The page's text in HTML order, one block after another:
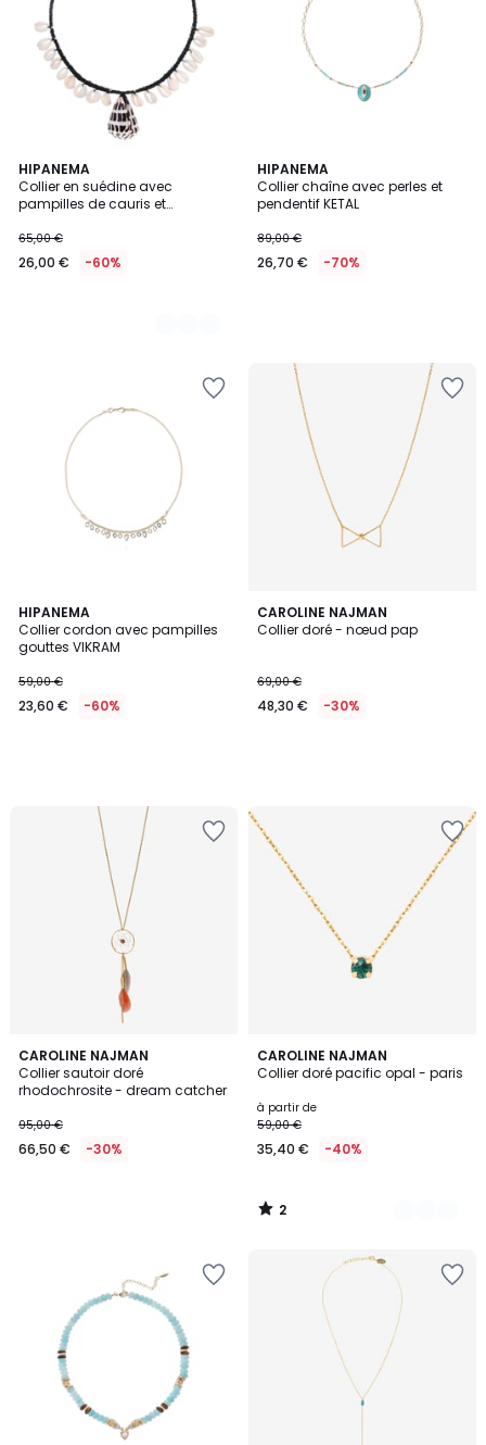
HIPANEMA
Collier en suédine avec
pampilles de cauris et
65,00 €
26,00 € -60%
3
Couleurs
HIPANEMA
Collier chaîne avec perles et
pendentif KETAL
89,00 €
26,70 € -70%
HIPANEMA
Collier cordon avec pampilles
gouttes VIKRAM
59,00 €
23,60 € -60%
CAROLINE NAJMAN
Collier doré - nœud pap
69,00 €
48,30 € -30%
CAROLINE NAJMAN
Collier sautoir doré
rhodochrosite - dream catcher
95,00 €
66,50 € -30%
CAROLINE NAJMAN
Collier doré pacific opal - paris
à partir de
59,00 €
35,40 € -40%
2
/
8
Couleurs
2
/